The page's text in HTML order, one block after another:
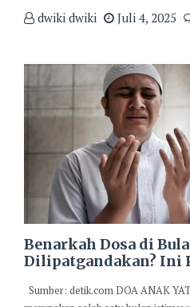
dwiki dwiki Juli 4, 2025
Benarkah Dosa di
Dilipatgandakan? Ini
Sumber: detik.com DOA ANAK